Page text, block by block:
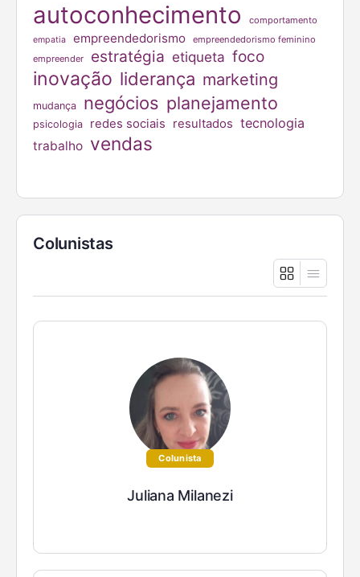
autoconhecimento comportamento
empatia empreendedorismo
empreendedorismo feminino
empreender
estratégia etiqueta foco
inovação liderança marketing
mudança negócios planejamento
psicologia redes sociais resultados tecnologia
trabalho vendas
Colunistas
Colunista
Juliana Milanezi